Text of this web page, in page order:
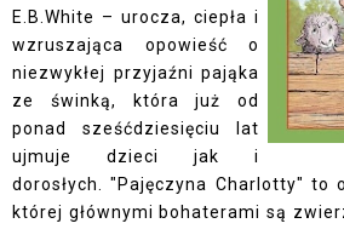
E.B.White – urocza, ciepła i
wzruszająca opowieść o
niezwykłej przyjaźni pająka
ze świnką, która już od
ponad sześćdziesięciu lat
ujmuje dzieci jak i
dorosłych. "Pajęczyna Charlotty" to
której głównymi bohaterami są